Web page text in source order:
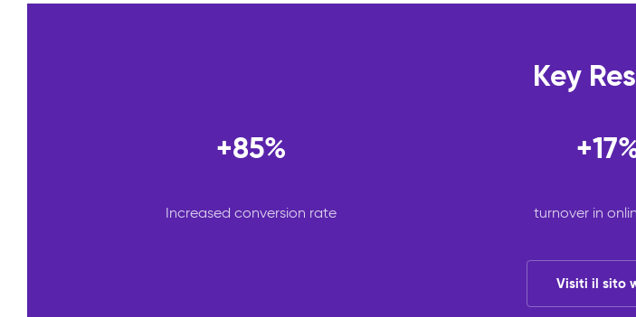
Key
+85%
Increased conversion rate turnover in
Visiti il sito